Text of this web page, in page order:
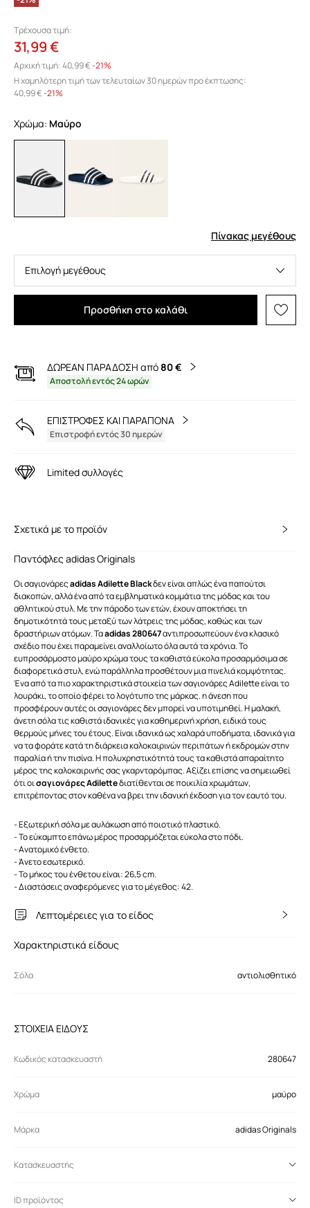
Τρέχουσα τιμή:
31,99 €
Αρχική τιμή:40,99 €-21%
Η χαμηλότερη τιμή των τελευταίων 30 ημερών προ έκπτωσης:
40,99 € -21%
Χρώμα: μαύρο
Πίνακας μεγέθους
Επιλογή μεγέθους
Προσθήκη στο καλάθι
ΔΩΡΕΑΝ ΠΑΡΑΔΟΣΗ από80 €
Αποστολή εντός 24 ωρών
ΕΠΙΣΤΡΟΦΕΣ ΚΑΙ ΠΑΡΑΠΟΝΑ
Επιστροφή εντός 30 ημερών
Limited συλλογές
Σχετικά με το προϊόν
Παντόφλες adidas Originals
Οι σαγιονάρεςadidas Adilette Blackδεν είναι απλώς ένα παπούτσι
διακοπών, αλλά ένα από τα εμβληματικά κομμάτια της μόδας και του
αθλητικού στυλ. Με την πάροδο των ετών, έχουν αποκτήσει τη
δημοτικότητά τους μεταξύ των λάτρεις της μόδας, καθώς και των
δραστήριων ατόμων. Ταadidas 280647αντιπροσωπεύουν ένα κλασικό
σχέδιο που έχει παραμείνει αναλλοίωτο όλα αυτά τα χρόνια. Το
ευπροσάρμοστο μαύρο χρώμα τους τα καθιστά εύκολα προσαρμόσιμα σε
διαφορετικά στυλ, ενώ παράλληλα προσθέτουν μια πινελιά κομψότητας.
Ένα από τα πιο χαρακτηριστικά στοιχεία των σαγιονάρες Adilette είναι το
λουράκι, το οποίο φέρει το λογότυπο της μάρκας. η άνεση που
προσφέρουν αυτές οι σαγιονάρες δεν μπορεί να υποτιμηθεί. Η μαλακή,
άνετη σόλα τις καθιστά ιδανικές για καθημερινή χρήση, ειδικά τους
θερμούς μήνες του έτους. Είναι ιδανικά ως χαλαρά υποδήματα, ιδανικά για
να τα φοράτε κατά τη διάρκεια καλοκαιρινών περιπάτων ή εκδρομών στην
παραλία ή την πισίνα. Η πολυχρηστικότητά τους τα καθιστά απαραίτητο
μέρος της καλοκαιρινής σας γκαρνταρόμπας. Αξίζει επίσης να σημειωθεί
ότι οισαγιονάρες Adiletteδιατίθενται σε ποικιλία χρωμάτων,
επιτρέποντας στον καθένα να βρει την ιδανική έκδοση για τον εαυτό του.
- Εξωτερική σόλα με αυλάκωση από ποιοτικό πλαστικό.
- Το εύκαμπτο επάνω μέρος προσαρμόζεται εύκολα στο πόδι.
- Ανατομικό ένθετο.
- Άνετο εσωτερικό.
- Το μήκος του ένθετου είναι: 26,5 cm.
- Διαστάσεις αναφερόμενες για το μέγεθος: 42.
Λεπτομέρειες για το είδος
Χαρακτηριστικά είδους
Σόλα αντιολισθητικό
ΣΤΟΙΧΕΙΑ ΕΙΔΟΥΣ
Κωδικός κατασκευαστή 280647
Χρώμα μαύρο
Μάρκα adidas Originals
Κατασκευαστής
ID προϊόντος